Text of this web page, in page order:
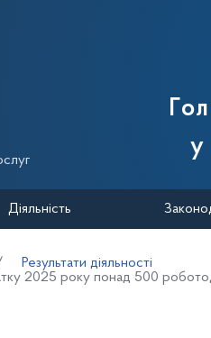
Державної
у
Діяльність
Результати діяльності
2025 року понад 500